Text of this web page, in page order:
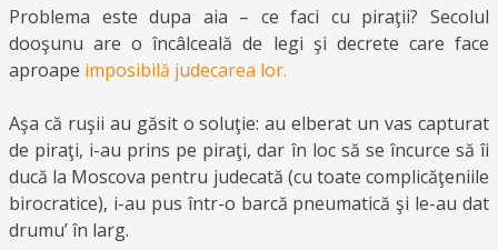
Problema este dupa aia – ce faci cu piraţii? Secolul
dooşunu are o încâlceală de legi şi decrete care face
aproape imposibilă judecarea lor.
Aşa că ruşii au găsit o soluţie: au elberat un vas capturat
de piraţi, i-au prins pe piraţi, dar în loc să se încurce să îi
ducă la Moscova pentru judecată (cu toate complicăţeniile
birocratice), i-au pus într-o barcă pneumatică şi le-au dat
drumu’ în larg.